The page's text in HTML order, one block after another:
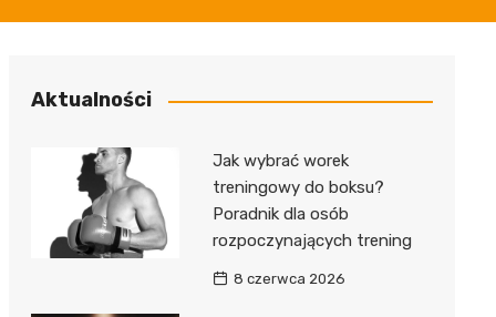
Aktualności
Jak wybrać worek
treningowy do boksu?
Poradnik dla osób
rozpoczynających trening
8 czerwca 2026